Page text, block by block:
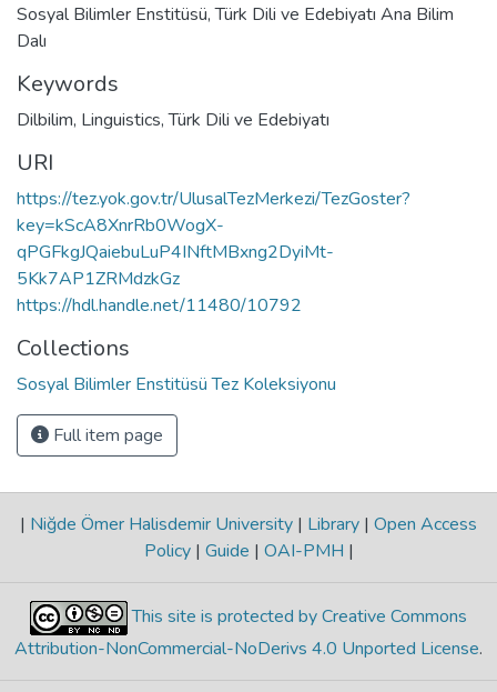
Sosyal Bilimler Enstitüsü, Türk Dili ve Edebiyatı Ana Bilim
Dalı
Keywords
Dilbilim, Linguistics,Türk Dili ve Edebiyatı
URI
https://tez.yok.gov.tr/UlusalTezMerkezi/TezGoster?
key=kScA8XnrRb0WogX-
qPGFkgJQaiebuLuP4INftMBxng2DyiMt-
5Kk7AP1ZRMdzkGz
https://hdl.handle.net/11480/10792
Collections
Sosyal Bilimler Enstitüsü Tez Koleksiyonu
Full item page
| Niğde Ömer Halisdemir University | Library | Open Access
Policy | Guide | OAI-PMH |
This site is protected by Creative Commons
Attribution-NonCommercial-NoDerivs 4.0 Unported License.